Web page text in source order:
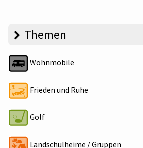
Themen
Wohnmobile
Frieden und Ruhe
Golf
Landschulheime / Gruppen